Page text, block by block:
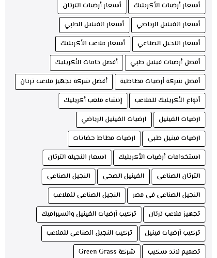
أسعار أرضيات الأكريليك
أسعار أرضيات الترتان
أسعار الفينيل الرياضي
أسعار الفينيل الطبي
أسعار النجيل الصناعي
أسعار ملاعب الأكريليك
أفضل أرضيات فينيل طبي
أفضل خامات الأكريليك
أفضل شركة أرضيات مطاطية
أفضل شركة تجهيز ملاعب ترتان
أنواع الأكريليك للملاعب
إنشاء ملعب أكريليك
ارضيات الفينيل
ارضيات الفينيل الرياضي
ارضيات فينيل طبي
ارضيات مطاط حضانات
استخدامات أرضيات الأكريليك
اسعار النجيله الترتان
الترتان الصناعي
الفينيل الصحي
النجيل الصناعي
النجيل الصناعي في مصر
النجيل الصناعي للملاعب
تجهيز ملاعب ترتان
تركيب أرضيات الفينيل والسيراميك
تركيب أرضيات فينيل
تركيب النجيل الصناعي للملاعب
تصميم لاند سكيب
شركة Green Grass